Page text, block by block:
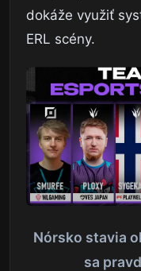
dokáže využiť
ERL scény.
Nórsko stavia
sa